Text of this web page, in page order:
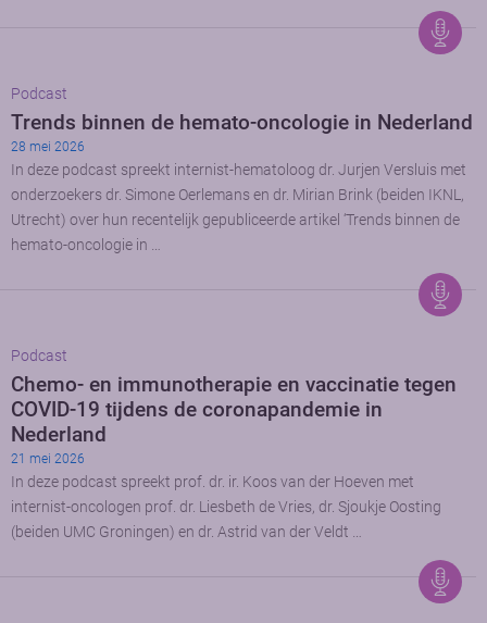
Podcast
Trends binnen de hemato-oncologie in Nederland
28 mei 2026
In deze podcast spreekt internist-hematoloog dr. Jurjen Versluis met
onderzoekers dr. Simone Oerlemans en dr. Mirian Brink (beiden IKNL,
Utrecht) over hun recentelijk gepubliceerde artikel ‘Trends binnen de
hemato-oncologie in …
Podcast
Chemo- en immunotherapie en vaccinatie tegen
COVID-19 tijdens de coronapandemie in
Nederland
21 mei 2026
In deze podcast spreekt prof. dr. ir. Koos van der Hoeven met
internist-oncologen prof. dr. Liesbeth de Vries, dr. Sjoukje Oosting
(beiden UMC Groningen) en dr. Astrid van der Veldt …